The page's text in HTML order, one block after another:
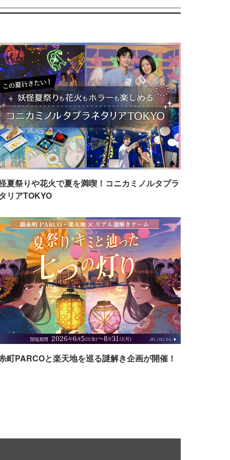
夏祭りや花火で夏を満喫！コニカミノルタプラ
リアTOKYO
町PARCOと楽天地を巡る謎解き企画が開催！